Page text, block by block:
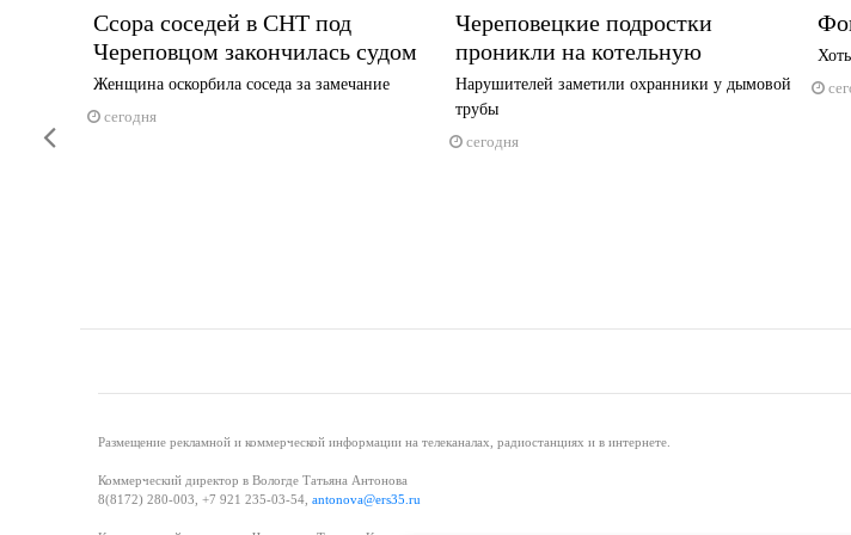
Ссора соседей в СНТ под
Череповцом закончилась судом
Женщина оскорбила соседа за замечание
сегодня
Череповецкие подростки
проникли на котельную
Нарушителей заметили охранники у дымовой
трубы
сегодня
Размещение рекламной и коммерческой информации на телеканалах, радиостанциях и в интернете.
Коммерческий директор в Вологде Татьяна Антонова
8(8172) 280-003, +7 921 235-03-54, antonova@ers35.ru